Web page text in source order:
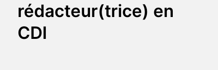
rédacteur(trice) en
CDI